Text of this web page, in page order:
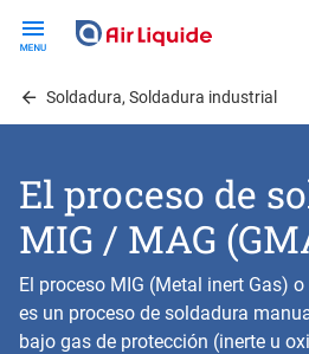
contentSoldadura, Soldadura industrial
El proceso de
MIG / MAG
El proceso MIG (Metal inert Gas)
es un proceso de soldadura
bajo gas de protección (inerte u